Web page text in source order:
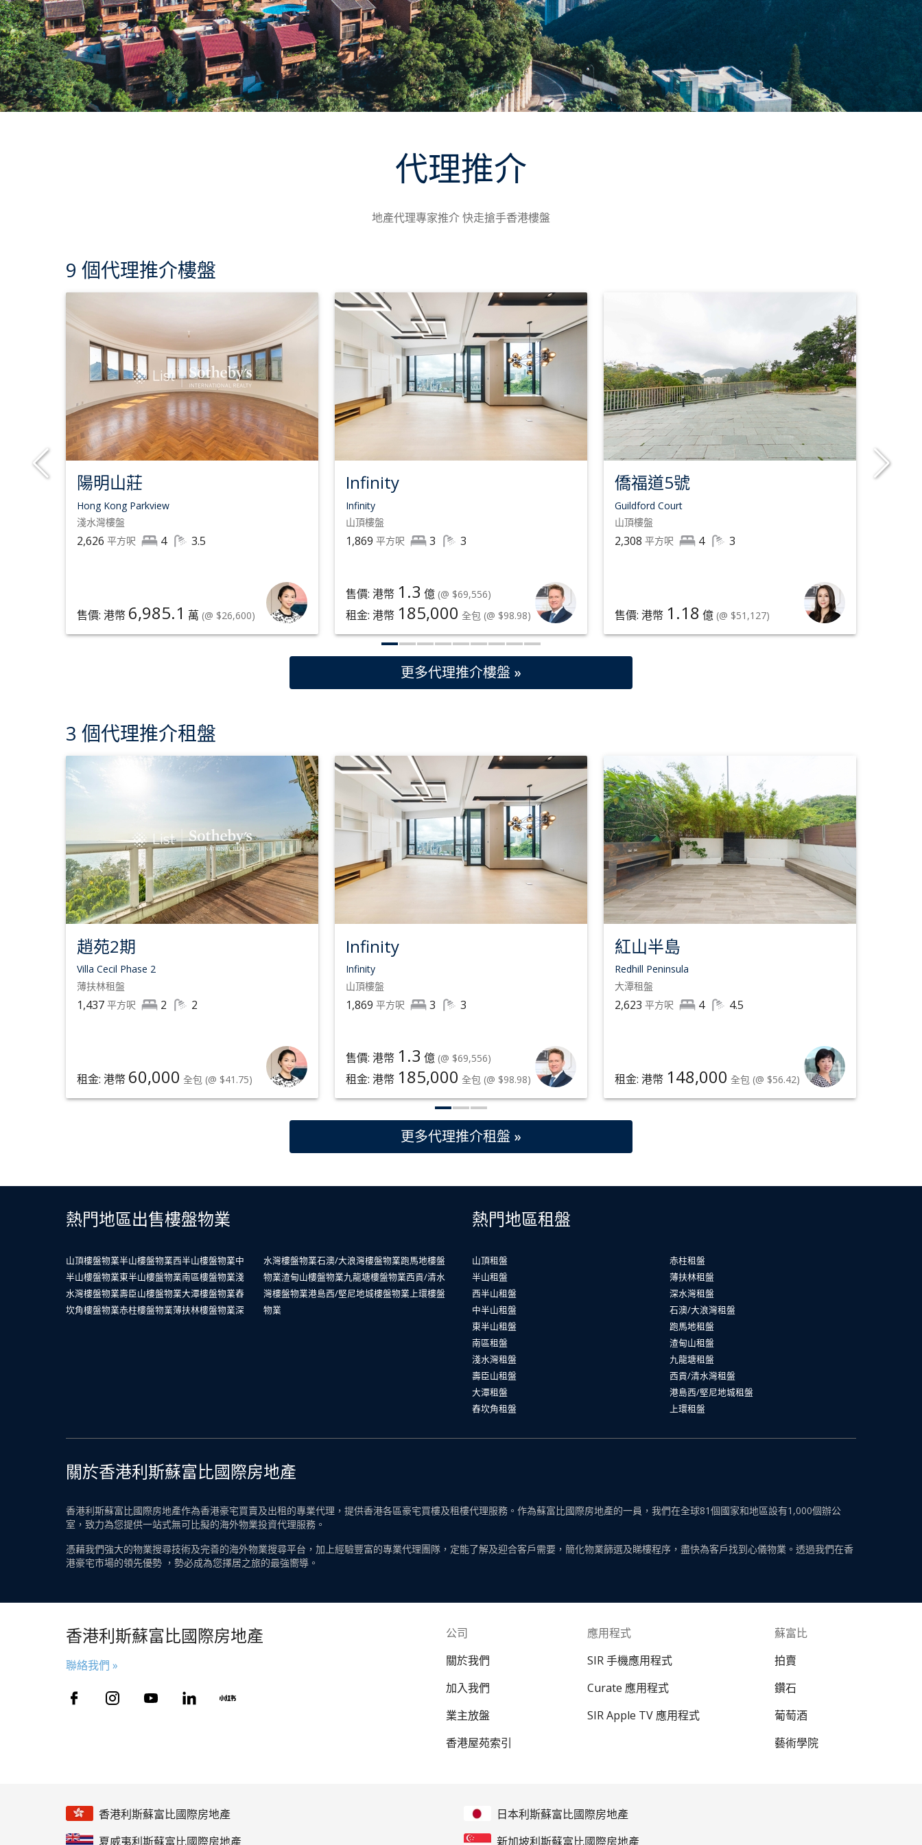
代理推介
地產代理專家推介 快走搶手香港樓盤
9 個代理推介樓盤
陽明山莊
Hong Kong Parkview
淺水灣樓盤
2,626 平方呎 4 3.5
售價: 港幣 6,985.1 萬 (@ $26,600)
Infinity
Infinity
山頂樓盤
1,869 平方呎 3 3
售價: 港幣 1.3 億 (@ $69,556)
租金: 港幣 185,000 全包 (@ $98.98)
僑福道5號
Guildford Court
山頂樓盤
2,308 平方呎 4 3
售價: 港幣 1.18 億 (@ $51,127)
更多代理推介樓盤 »
3 個代理推介租盤
趙苑2期
Villa Cecil Phase 2
薄扶林租盤
1,437 平方呎 2 2
租金: 港幣 60,000 全包 (@ $41.75)
Infinity
Infinity
山頂樓盤
1,869 平方呎 3 3
售價: 港幣 1.3 億 (@ $69,556)
租金: 港幣 185,000 全包 (@ $98.98)
紅山半島
Redhill Peninsula
大潭租盤
2,623 平方呎 4 4.5
租金: 港幣 148,000 全包 (@ $56.42)
更多代理推介租盤 »
熱門地區出售樓盤物業
山頂樓盤物業半山樓盤物業西半山樓盤物業中
半山樓盤物業東半山樓盤物業南區樓盤物業淺
水灣樓盤物業壽臣山樓盤物業大潭樓盤物業舂
坎角樓盤物業赤柱樓盤物業薄扶林樓盤物業深
水灣樓盤物業石澳/大浪灣樓盤物業跑馬地樓盤
物業渣甸山樓盤物業九龍塘樓盤物業西貢/清水
灣樓盤物業港島西/堅尼地城樓盤物業 上環樓盤
物業
熱門地區租盤
山頂租盤
半山租盤
西半山租盤
中半山租盤
東半山租盤
南區租盤
淺水灣租盤
壽臣山租盤
大潭租盤
舂坎角租盤
赤柱租盤
薄扶林租盤
深水灣租盤
石澳/大浪灣租盤
跑馬地租盤
渣甸山租盤
九龍塘租盤
西貢/清水灣租盤
港島西/堅尼地城租盤
上環租盤
關於香港利斯蘇富比國際房地產
香港利斯蘇富比國際房地產作為香港豪宅買賣及出租的專業代理，提供香港各區豪宅買樓及租樓代理服務。作為蘇富比國際房地產的一員，我們在全球81個國家和地區設有1,000個辦公
室，致力為您提供一站式無可比擬的海外物業投資代理服務。
憑藉我們強大的物業搜尋技術及完善的海外物業搜尋平台，加上經驗豐富的專業代理團隊，定能了解及迎合客戶需要，簡化物業篩選及睇樓程序，盡快為客戶找到心儀物業。透過我們在香
港豪宅市場的領先優勢 ，勢必成為您擇居之旅的最強嚮導。
香港利斯蘇富比國際房地產
聯絡我們 »
公司
關於我們
加入我們
業主放盤
香港屋苑索引
應用程式
SIR 手機應用程式
Curate 應用程式
SIR Apple TV 應用程式
蘇富比
拍賣
鑽石
葡萄酒
藝術學院
香港利斯蘇富比國際房地產
日本利斯蘇富比國際房地產
夏威夷利斯蘇富比國際房地產
新加坡利斯蘇富比國際房地產